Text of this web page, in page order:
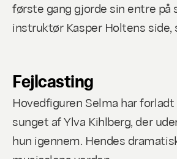
første gang gjorde sin entre
instruktør Kasper Holtens
Fejlcasting
Hovedfiguren Selma har
sunget af Ylva Kihlberg, der
hun igennem. Hendes